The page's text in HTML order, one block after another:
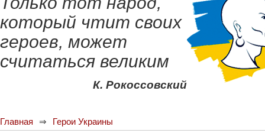
который чтит своих
героев, может
считаться великим
К. Рокоссовский
Главная Герои Украины